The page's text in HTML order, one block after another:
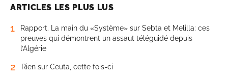
ARTICLES LES PLUS LUS
1
Rapport. La main du «Système» sur Sebta et Melilla: ces
preuves qui démontrent un assaut téléguidé depuis
l’Algérie
2 Rien sur Ceuta, cette fois-ci